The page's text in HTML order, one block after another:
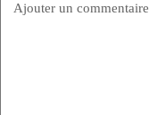
Ajouter un commentaire